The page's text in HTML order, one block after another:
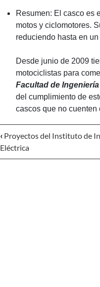
Resumen: El casco es
motos y ciclomotores.
reduciendo hasta en
Desde junio de 2009
motociclistas para
Facultad de
del cumplimiento de
cascos que no cuenten
‹ Proyectos del Instituto de
Eléctrica